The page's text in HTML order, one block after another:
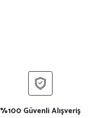
₺ 9.012
%100 Güvenli Alışveriş